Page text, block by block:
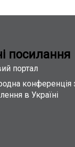
посилання
портал
конференція
в Україні